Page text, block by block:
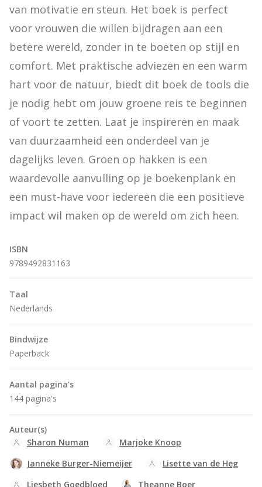
van motivatie en steun. Het boek is perfect
voor vrouwen die willen bijdragen aan een
betere wereld, zonder in te boeten op stijl en
comfort. Met praktische adviezen en een warm
hart voor de natuur, biedt dit boek de tools die
je nodig hebt om jouw groene reis te beginnen
of voort te zetten. Laat je inspireren en maak
van duurzaamheid een onderdeel van je
dagelijks leven. Groen op hakken is een
waardevolle aanvulling op je boekenplank en
een must-have voor iedereen die een positieve
impact wil maken op de wereld om zich heen.
ISBN
9789492831163
Taal
Nederlands
Bindwijze
Paperback
Aantal pagina's
144 pagina's
Auteur(s)
Sharon Numan
Marjoke Knoop
Janneke Burger-Niemeijer
Lisette van de Heg
Liesbeth Goedbloed
Theanne Boer